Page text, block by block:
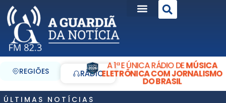
REGIÕES RÁDIO
A 1ª E ÚNICA RÁDIO DEMÚSICA
ELETRÔNICA COM JORNALISMO
DO BRASIL
ÚLTIMAS NOTÍCIAS